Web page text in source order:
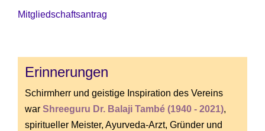
Mitgliedschaftsantrag
Erinnerungen
Schirmherr und geistige Inspiration des Vereins
war Shreeguru Dr. Balaji També (1940 - 2021),
spiritueller Meister, Ayurveda-Arzt, Gründer und